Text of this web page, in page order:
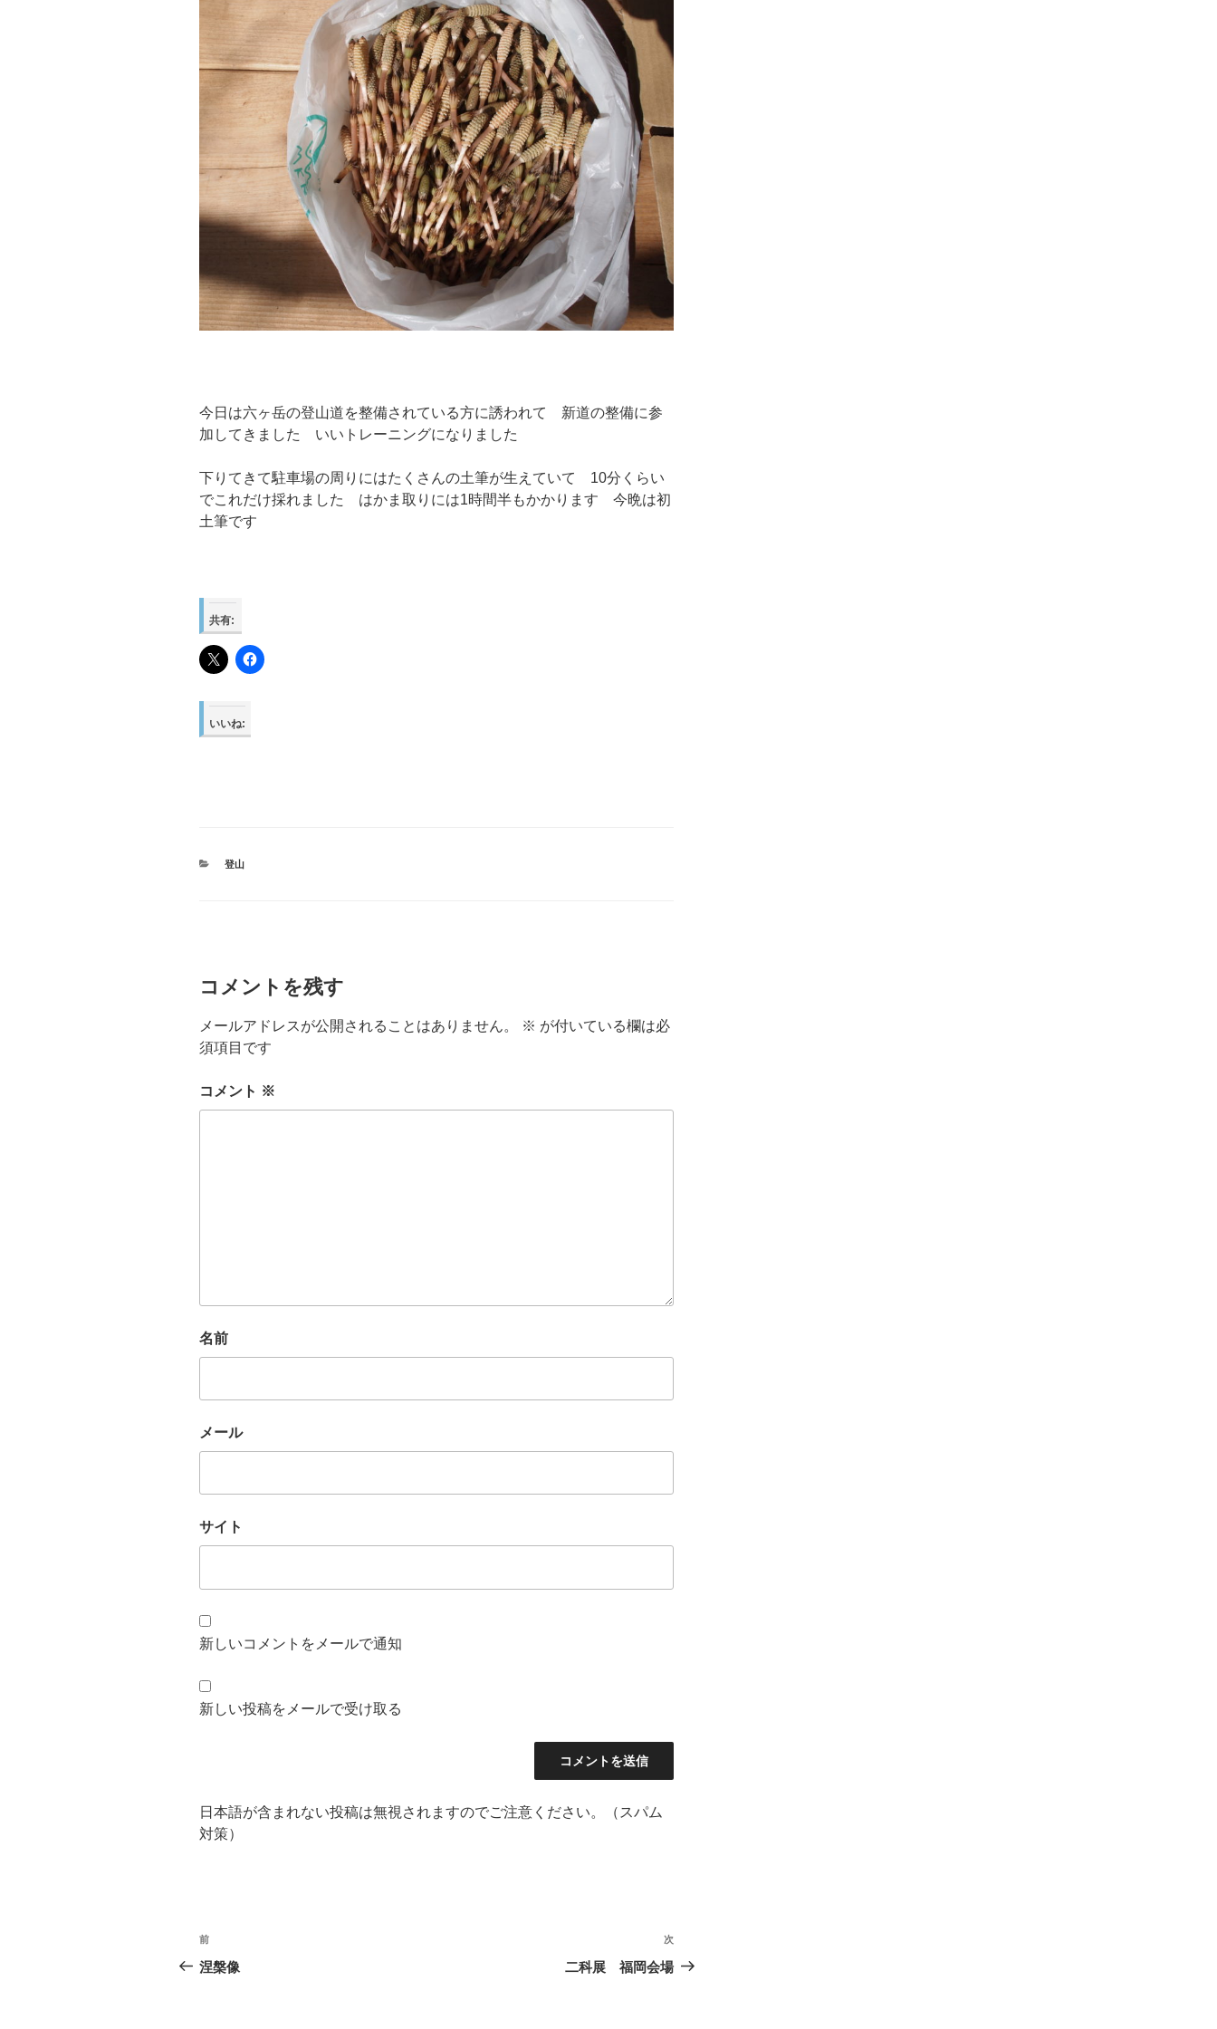
今日は六ヶ岳の登山道を整備されている方に誘われて 新道の整備に参
加してきました いいトレーニングになりました
下りてきて駐車場の周りにはたくさんの土筆が生えていて 10分くらい
でこれだけ採れました はかま取りには1時間半もかかります 今晩は初
土筆です
共有:
いいね:
カ
登山
コメントを残す
メールアドレスが公開されることはありません。 ※ が付いている欄は必
須項目です
コメント ※
名前
メール
サイト
新しいコメントをメールで通知
新しい投稿をメールで受け取る
日本語が含まれない投稿は無視されますのでご注意ください。（スパム
対策）
投
稿
前
の
前
涅槃像
次
の
次
二科展 福岡会場